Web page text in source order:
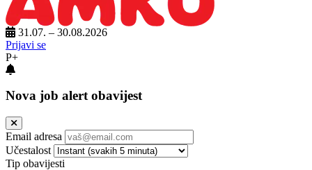
31.07. – 30.08.2026
Prijavi se
P+
Nova job alert obavijest
Email adresa
Učestalost
Tip obavijesti